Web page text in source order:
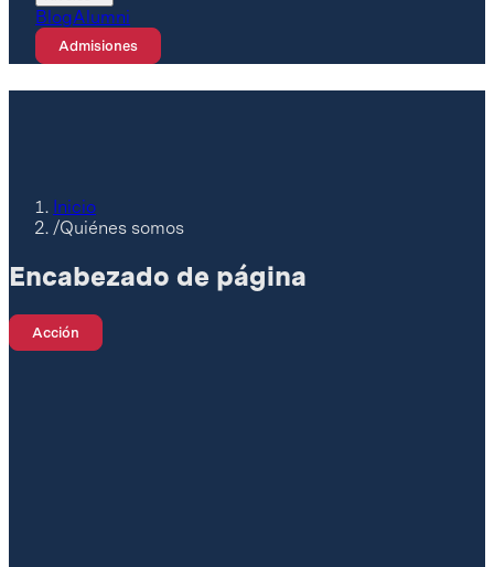
BlogAlumni
Admisiones
Inicio
/Quiénes somos
Encabezado de página
Acción